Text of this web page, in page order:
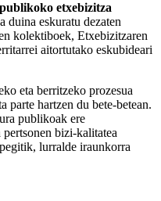
etxebizitza
duina eskuratu dezaten
kolektiboek, Etxebizitzaren
aitortutako eskubideari
eta berritzeko prozesua
parte hartzen du bete-betean.
publikoak ere
bizi-kalitatea
lurralde iraunkorra